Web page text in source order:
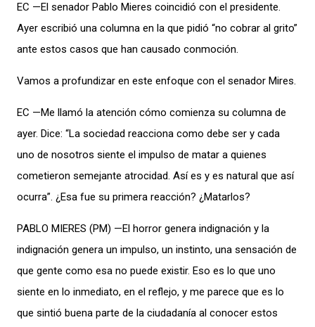
EC —El senador Pablo Mieres coincidió con el presidente.
Ayer escribió una columna en la que pidió “no cobrar al grito”
ante estos casos que han causado conmoción.
Vamos a profundizar en este enfoque con el senador Mires.
EC —Me llamó la atención cómo comienza su columna de
ayer. Dice: “La sociedad reacciona como debe ser y cada
uno de nosotros siente el impulso de matar a quienes
cometieron semejante atrocidad. Así es y es natural que así
ocurra”. ¿Esa fue su primera reacción? ¿Matarlos?
PABLO MIERES (PM) —El horror genera indignación y la
indignación genera un impulso, un instinto, una sensación de
que gente como esa no puede existir. Eso es lo que uno
siente en lo inmediato, en el reflejo, y me parece que es lo
que sintió buena parte de la ciudadanía al conocer estos